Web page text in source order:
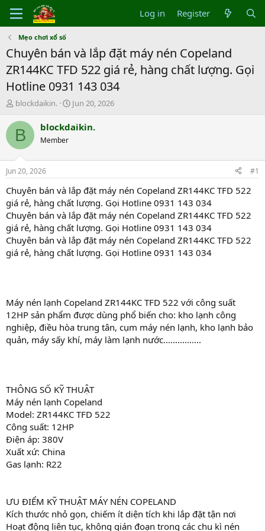
Log in Register
Mẹo chơi xổ số
Chuyên bán và lắp đặt máy nén Copeland
ZR144KC TFD 522 giá rẻ, hàng chất lượng. Gọi
Hotline 0931 143 034
T
r
e
d
t
a
r
t
e
r
blockdaikin.
S
a
t
e
Jun 20, 2026
B blockdaikin.
Member
Jun 20, 2026 #1
Chuyên bán và lắp đặt máy nén Copeland ZR144KC TFD 522
giá rẻ, hàng chất lượng. Gọi Hotline 0931 143 034
Chuyên bán và lắp đặt máy nén Copeland ZR144KC TFD 522
giá rẻ, hàng chất lượng. Gọi Hotline 0931 143 034
Chuyên bán và lắp đặt máy nén Copeland ZR144KC TFD 522
giá rẻ, hàng chất lượng. Gọi Hotline 0931 143 034
Máy nén lạnh Copeland ZR144KC TFD 522 với công suất
12HP sản phẩm được dùng phổ biến cho: kho lạnh công
nghiệp, điều hòa trung tân, cụm máy nén lạnh, kho lạnh bảo
quản, máy sấy khí, máy làm lạnh nước................
THÔNG SỐ KỸ THUẬT
Máy nén lạnh Copeland
Model: ZR144KC TFD 522
Công suất: 12HP
Điện áp: 380V
Xuất xứ: China
Gas lạnh: R22
ƯU ĐIỂM KỸ THUẬT MÁY NÉN COPELAND
Kích thước nhỏ gọn, chiếm ít diện tích khi lắp đặt tận nơi
Hoạt động liên tục, không gián đoạn trong các chu kì nén